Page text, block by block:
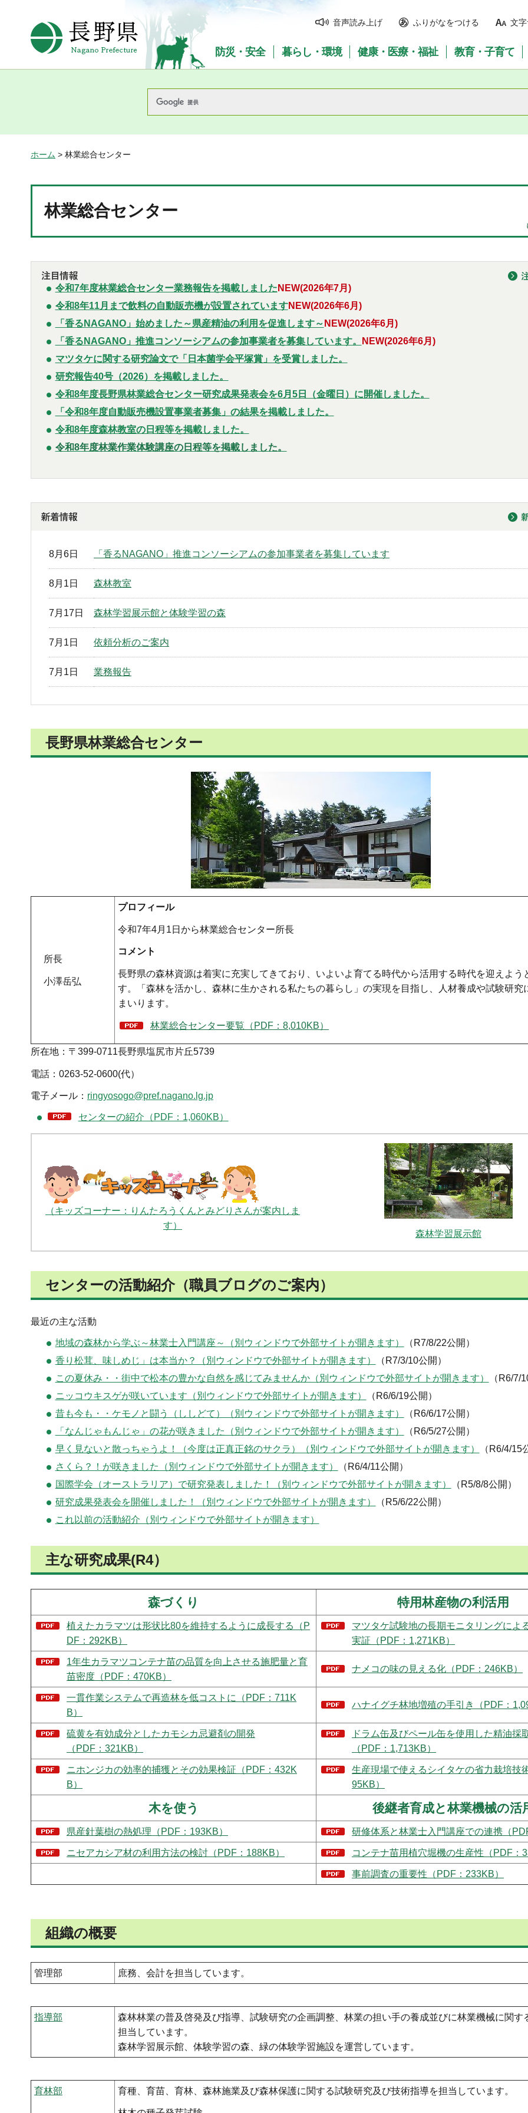
長野県Nagano Prefecture
音声読み上げ ふりがなをつける 文
防災・安全 暮らし・環境 健康・医療・福祉 教育・子育て
ホーム > 林業総合センター
林業総合センター
令和7年度林業総合センター業務報告を掲載しました NEW(2026年7月)
令和8年11月まで飲料の自動販売機が設置されていますNEW(2026年6月)
「香るNAGANO」始めました～県産精油の利用を促進します～ NEW(2026年6月)
「香るNAGANO」推進コンソーシアムの参加事業者を募集しています。
N EW(2026年6月)
マツタケに関する研究論文で「日本菌学会平塚賞」を受賞しました。
研究報告40号（2026）を掲載しました。
令和8年度長野県林業総合センター研究成果発表会を6月5日（金曜日）に開催しました。
「令和8年度自動販売機設置事業者募集」の結果を掲載しました。
令和8年度森林教室の日程等を掲載しました。
令和8年度林業作業体験講座の日程等を掲載しました。
8月6日 「香るNAGANO」推進コンソーシアムの参加事業者を募集しています
8月1日 森林教室
7月17日 森林学習展示館と体験学習の森
7月1日 依頼分析のご案内
7月1日 業務報告
長野県林業総合センター
所長
小澤岳弘
プロフィール
令和7年4月1日から林業総合センター所長
コメント
長野県の森林資源は着実に充実してきており、いよいよ育てる時代から活用する時代を迎えよう
す。「森林を活かし、森林に生かされる私たちの暮らし」の実現を目指し、人材養成や試験研究
まいります。
林業総合センター要覧（PDF：8,010KB）
所在地：〒399-0711長野県塩尻市片丘5739
電話：0263-52-0600(代）
電子メール： ringyosogo@pref.nagano.lg.jp
センターの紹介（PDF：1,060KB）
（キッズコーナー：りんたろうくんとみどりさんが案内しま
す）
森林学習展示館
センターの活動紹介（職員ブログのご案内）
最近の主な活動
地域の森林から学ぶ～林業士入門講座～（別ウィンドウで外部サイトが開きます）
（R7/8/22公開）
香り松茸、味しめじ」は本当か？（別ウィンドウで外部サイトが開きます）
（R7/3/10公開）
この夏休み・・街中で松本の豊かな自然を感じてみませんか（別ウィンドウで外部サイトが開きます）
（R6/7/
ニッコウキスゲが咲いています（別ウィンドウで外部サイトが開きます）
（R6/6/19公開）
昔も今も・・ケモノと闘う（ししどて）（別ウィンドウで外部サイトが開きます）
（R6/6/17公開）
「なんじゃもんじゃ」の花が咲きました（別ウィンドウで外部サイトが開きます）
（R6/5/27公開）
早く見ないと散っちゃうよ！（今度は正真正銘のサクラ）（別ウィンドウで外部サイトが開きます）
（R6/4/15
さくら？！が咲きました（別ウィンドウで外部サイトが開きます）
（R6/4/11公開）
国際学会（オーストラリア）で研究発表しました！（別ウィンドウで外部サイトが開きます）
（R5/8/8公開）
研究成果発表会を開催しました！（別ウィンドウで外部サイトが開きます）
（R5/6/22公開）
これ以前の活動紹介（別ウィンドウで外部サイトが開きます）
主な研究成果(R4）
森づくり 特用林産物の利活用
植えたカラマツは形状比80を維持するように成長する（P
DF：292KB）
マツタケ試験地の長期モニタリングによ
実証（PDF：1,271KB）
1年生カラマツコンテナ苗の品質を向上させる施肥量と育
苗密度（PDF：470KB）
ナメコの味の見える化（PDF：246KB）
一貫作業システムで再造林を低コストに（PDF：711K
B）
ハナイグチ林地増殖の手引き（PDF：
硫黄を有効成分としたカモシカ忌避剤の開発
（PDF：321KB）
ドラム缶及びペール缶を使用した精油採
（PDF：1,713KB）
ニホンジカの効率的捕獲とその効果検証（PDF：432K
B）
生産現場で使えるシイタケの省力栽培技
95KB）
木を使う 後継者育成と林業機械の活
県産針葉樹の熱処理（PDF：193KB） 研修体系と林業士入門講座での連携（
ニセアカシア材の利用方法の検討（PDF：188KB） コンテナ苗用植穴堀機の生産性（PDF：
事前調査の重要性（PDF：233KB）
組織の概要
管理部 庶務、会計を担当しています。
指導部
森林林業の普及啓発及び指導、試験研究の企画調整、林業の担い手の養成並びに林業機械に関す
担当しています。
森林学習展示館、体験学習の森、緑の体験学習施設を運営しています。
育林部 育種、育苗、育林、森林施業及び森林保護に関する試験研究及び技術指導を担当しています。